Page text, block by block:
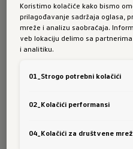
Koristimo kolačiće kako bismo
prilagođavanje sadržaja oglasa,
mreže i analizu saobraćaja.
veb lokaciju delimo sa
i analitiku.
01_Strogo potrebni kolačići
02_Kolačići performansi
04_Kolačići za društvene